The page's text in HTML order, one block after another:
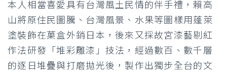
本人相當喜愛具有台灣風土民情的伴手禮，賴高
山將原住民圖騰、台灣風景、水果等圖樣用蓬萊
塗裝飾在菓盒外銷日本，後來又採故宮漆藝剔紅
作法研發「堆彩雕漆」技法，經過數百、數千層
的逐日堆疊與打磨拋光後，製作出獨步全台的文